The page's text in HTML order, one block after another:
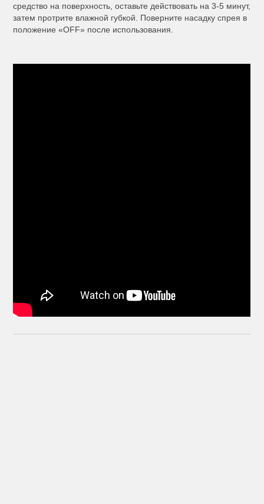
средство на поверхность, оставьте действовать на 3-5 минут,
затем протрите влажной губкой. Поверните насадку спрея в
положение «OFF» после использования.